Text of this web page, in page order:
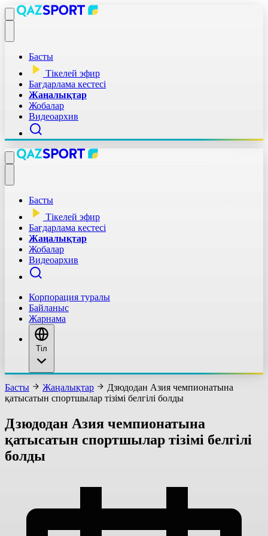
Басты
Тікелей эфир
Бағдарлама кестесі
Жаңалықтар
Жобалар
Видеоархив
Басты
Тікелей эфир
Бағдарлама кестесі
Жаңалықтар
Жобалар
Видеоархив
Корпорация туралы
Байланыс
Жарнама
Тіл
Басты Жаңалықтар
Дзюдодан Азия чемпионатына
қатысатын спортшылар тізімі белгілі болды
Дзюдодан Азия чемпионатына
қатысатын спортшылар тізімі белгілі
болды